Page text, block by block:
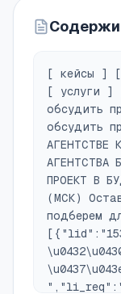
[ кейсы ] [
[ услуги
обсудить
обсудить
АГЕНТСТВЕ
АГЕНТСТВА
ПРОЕКТ В
(МСК)
подберем